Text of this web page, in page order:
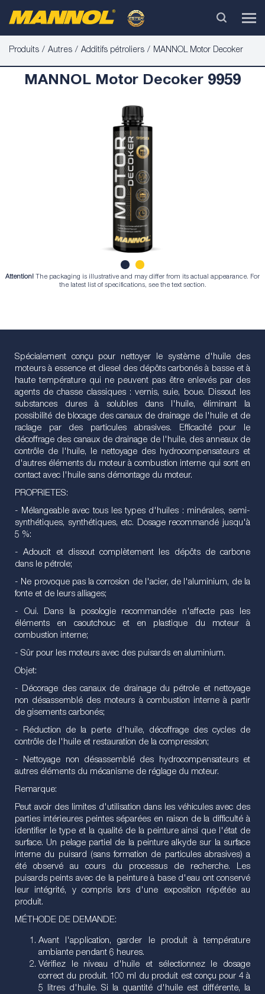
Produits Autres Additifs pétroliers MANNOL Motor Decoker
MANNOL Motor Decoker 9959
1 2
Attention! The packaging is illustrative and may differ from its actual appearance. For
the latest list of specifications, see the text section.
Spécialement conçu pour nettoyer le système d'huile des
moteurs à essence et diesel des dépôts carbonés à basse et à
haute température qui ne peuvent pas être enlevés par des
agents de chasse classiques : vernis, suie, boue. Dissout les
substances dures à solubles dans l'huile, éliminant la
possibilité de blocage des canaux de drainage de l'huile et de
raclage par des particules abrasives. Efficacité pour le
décoffrage des canaux de drainage de l'huile, des anneaux de
contrôle de l'huile, le nettoyage des hydrocompensateurs et
d'autres éléments du moteur à combustion interne qui sont en
contact avec l'huile sans démontage du moteur.
PROPRIETES:
- Mélangeable avec tous les types d'huiles : minérales, semi-
synthétiques, synthétiques, etc. Dosage recommandé jusqu'à
5 %:
- Adoucit et dissout complètement les dépôts de carbone
dans le pétrole;
- Ne provoque pas la corrosion de l'acier, de l'aluminium, de la
fonte et de leurs alliages;
- Oui. Dans la posologie recommandée n'affecte pas les
éléments en caoutchouc et en plastique du moteur à
combustion interne;
- Sûr pour les moteurs avec des puisards en aluminium.
Objet:
- Décorage des canaux de drainage du pétrole et nettoyage
non désassemblé des moteurs à combustion interne à partir
de gisements carbonés;
- Réduction de la perte d'huile, décoffrage des cycles de
contrôle de l'huile et restauration de la compression;
- Nettoyage non désassemblé des hydrocompensateurs et
autres éléments du mécanisme de réglage du moteur.
Remarque:
Peut avoir des limites d'utilisation dans les véhicules avec des
parties intérieures peintes séparées en raison de la difficulté à
identifier le type et la qualité de la peinture ainsi que l'état de
surface. Un pelage partiel de la peinture alkyde sur la surface
interne du puisard (sans formation de particules abrasives) a
été observé au cours du processus de recherche. Les
puisards peints avec de la peinture à base d'eau ont conservé
leur intégrité, y compris lors d'une exposition répétée au
produit.
MÉTHODE DE DEMANDE:
Avant l'application, garder le produit à température
ambiante pendant 6 heures.
Vérifiez le niveau d'huile et sélectionnez le dosage
correct du produit. 100 ml du produit est conçu pour 4 à
5 litres d'huile. Si la quantité d'huile est différente, la